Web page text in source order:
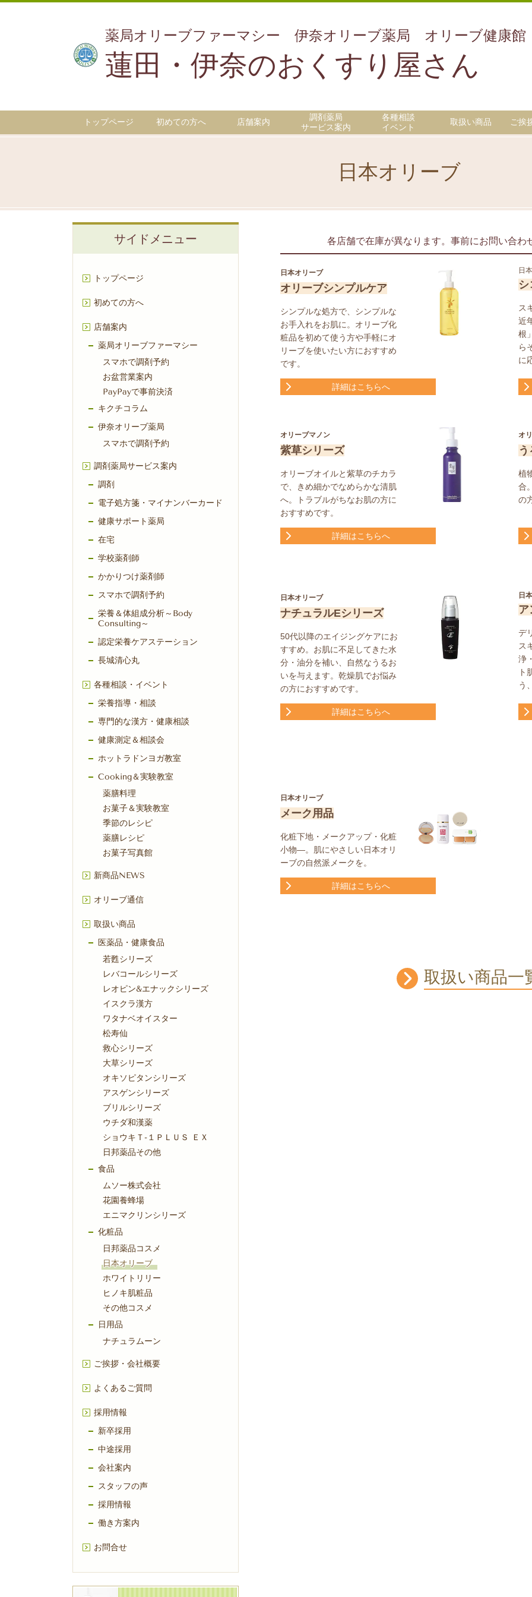
薬局オリーブファーマシー 伊奈オリーブ薬局 オリーブ健康館
蓮田・伊奈のおくすり屋さん
トップページ 初めての方へ 店舗案内
調剤薬局
サービス案内
各種相談
イベント
取扱い商品 ご挨
日本オリーブ
各店舗で在庫が異なります。事前にお問い合わ
日本オリーブ
オリーブシンプルケア
シンプルな処方で、シンプルな
お手入れをお肌に。オリーブ化
粧品を初めて使う方や手軽にオ
リーブを使いたい方におすすめ
です。
詳細はこちらへ
日
ス
近
根
ら
に
オリーブマノン
紫草シリーズ
オリーブオイルと紫草のチカラ
で、きめ細かでなめらかな清肌
へ。トラブルがちなお肌の方に
おすすめです。
詳細はこちらへ
オ
植
合
の
日本オリーブ
ナチュラルEシリーズ
50代以降のエイジングケアにお
すすめ。お肌に不足してきた水
分・油分を補い、自然なうるお
いを与えます。乾燥肌でお悩み
の方におすすめです。
詳細はこちらへ
日
ア
デ
ス
浄
ト
う
日本オリーブ
メーク用品
化粧下地・メークアップ・化粧
小物―。肌にやさしい日本オリ
ーブの自然派メークを。
詳細はこちらへ
取扱い商品一
サイドメニュー
トップページ
初めての方へ
店舗案内
薬局オリーブファーマシー
スマホで調剤予約
お盆営業案内
PayPayで事前決済
キクチコラム
伊奈オリーブ薬局
スマホで調剤予約
調剤薬局サービス案内
調剤
電子処方箋・マイナンバーカード
健康サポート薬局
在宅
学校薬剤師
かかりつけ薬剤師
スマホで調剤予約
栄養＆体組成分析～Body
Consulting～
認定栄養ケアステーション
長城清心丸
各種相談・イベント
栄養指導・相談
専門的な漢方・健康相談
健康測定＆相談会
ホットラドンヨガ教室
Cooking＆実験教室
薬膳料理
お菓子＆実験教室
季節のレシピ
薬膳レシピ
お菓子写真館
新商品NEWS
オリーブ通信
取扱い商品
医薬品・健康食品
若甦シリーズ
レバコールシリーズ
レオピン&エナックシリーズ
イスクラ漢方
ワタナベオイスター
松寿仙
救心シリーズ
大草シリーズ
オキソピタンシリーズ
アスゲンシリーズ
ブリルシリーズ
ウチダ和漢薬
ショウキＴ-１ＰＬＵＳ ＥＸ
日邦薬品その他
食品
ムソー株式会社
花園養蜂場
エニマクリンシリーズ
化粧品
日邦薬品コスメ
日本オリーブ
ホワイトリリー
ヒノキ肌粧品
その他コスメ
日用品
ナチュラムーン
ご挨拶・会社概要
よくあるご質問
採用情報
新卒採用
中途採用
会社案内
スタッフの声
採用情報
働き方案内
お問合せ